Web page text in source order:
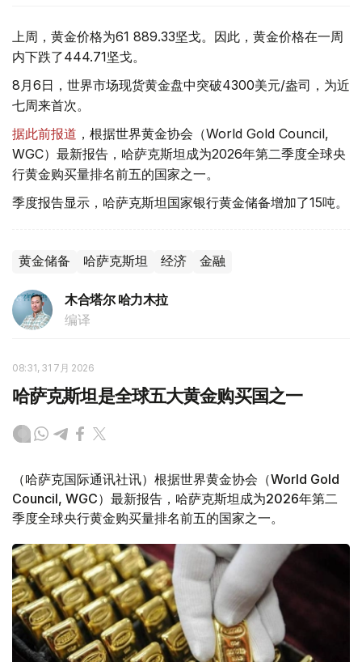
上周，黄金价格为61 889.33坚戈。因此，黄金价格在一周
内下跌了444.71坚戈。
8月6日，世界市场现货黄金盘中突破4300美元/盎司，为近
七周来首次。
据此前报道 ，根据世界黄金协会（World Gold Council,
WGC）最新报告，哈萨克斯坦成为2026年第二季度全球央
行黄金购买量排名前五的国家之一。
季度报告显示，哈萨克斯坦国家银行黄金储备增加了15吨。
黄金储备 哈萨克斯坦 经济 金融
木合塔尔 哈力木拉
编译
08:31, 31 7月 2026
哈萨克斯坦是全球五大黄金购买国之一
（哈萨克国际通讯社讯）根据世界黄金协会（World Gold
Council, WGC）最新报告，哈萨克斯坦成为2026年第二
季度全球央行黄金购买量排名前五的国家之一。